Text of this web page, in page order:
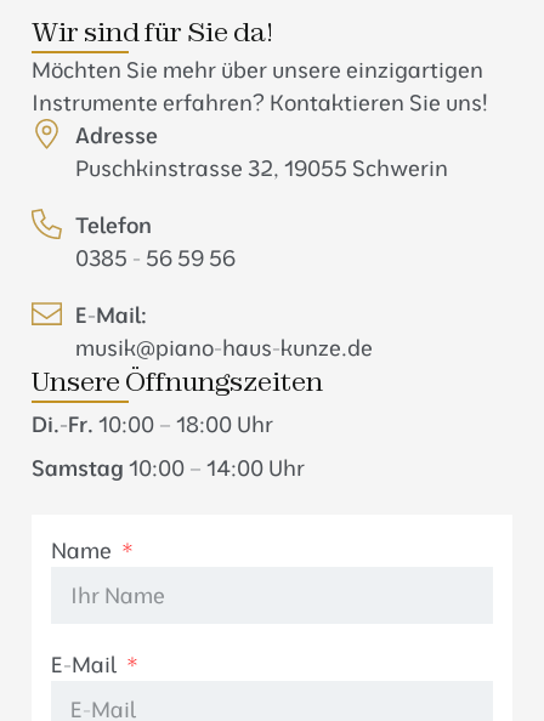
Wir sind für Sie da!
Möchten Sie mehr über unsere einzigartigen
Instrumente erfahren? Kontaktieren Sie uns!
Adresse
Puschkinstrasse 32, 19055 Schwerin
Telefon
0385 - 56 59 56
E-Mail:
musik@piano-haus-kunze.de
Unsere Öffnungszeiten
Di.-Fr. 10:00 – 18:00 Uhr
Samstag 10:00 – 14:00 Uhr
Name
E-Mail